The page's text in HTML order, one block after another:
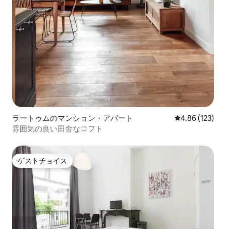
ラートゥムのマンション・アパート レビュー123
4.86 (123)
雰囲気の良い田舎なロフト
ゲストチョイス
ゲストチョイス